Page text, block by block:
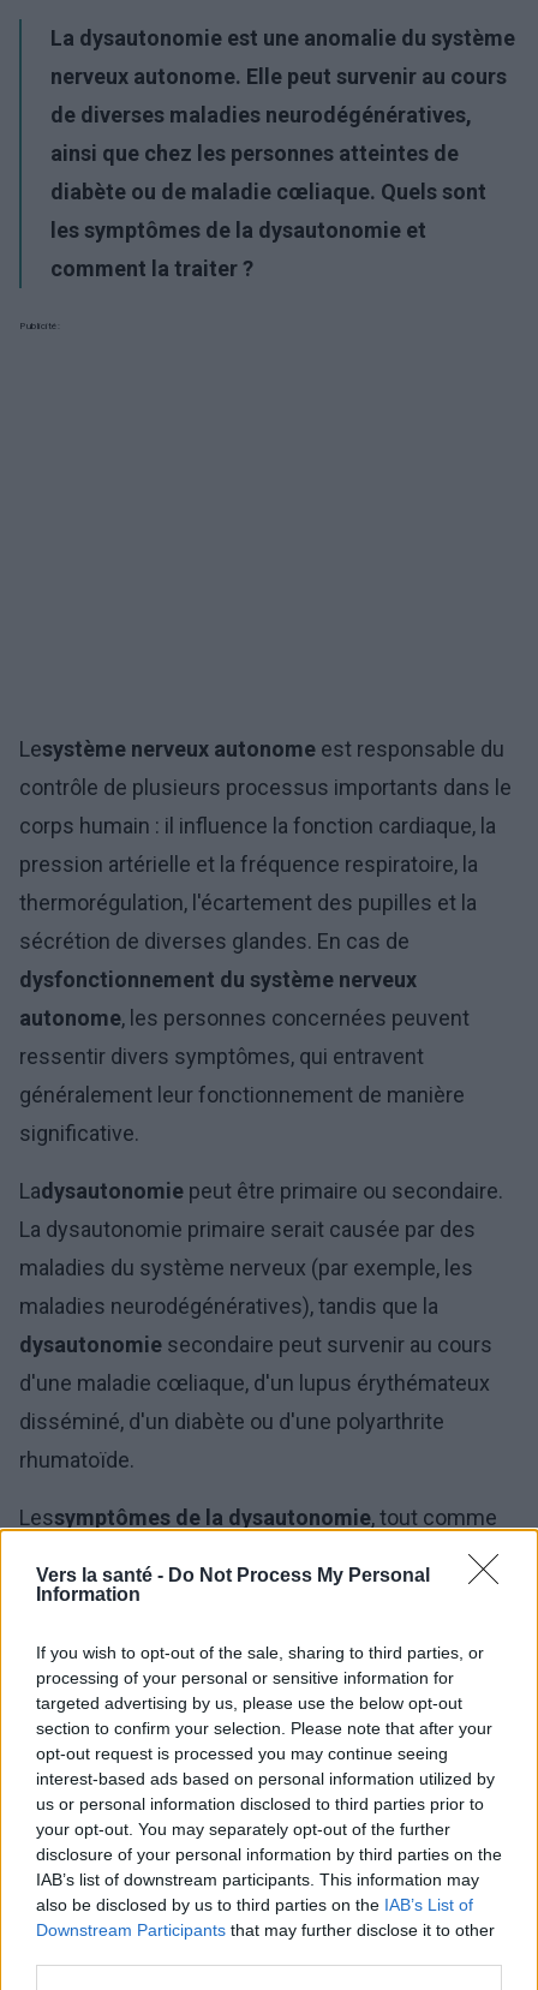
Vers la santé - Do Not Process My Personal
Information
If you wish to opt-out of the sale, sharing to third parties, or
processing of your personal or sensitive information for
targeted advertising by us, please use the below opt-out
section to confirm your selection. Please note that after your
opt-out request is processed you may continue seeing
interest-based ads based on personal information utilized by
us or personal information disclosed to third parties prior to
your opt-out. You may separately opt-out of the further
disclosure of your personal information by third parties on the
IAB’s list of downstream participants. This information may
also be disclosed by us to third parties on the IAB’s List of
Downstream Participants that may further disclose it to other
La dysautonomie est une anomalie du système
nerveux autonome. Elle peut survenir au cours
de diverses maladies neurodégénératives,
ainsi que chez les personnes atteintes de
diabète ou de maladie cœliaque. Quels sont
les symptômes de la dysautonomie et
comment la traiter ?
Publicité:
Lesystème nerveux autonome est responsable du
contrôle de plusieurs processus importants dans le
corps humain : il influence la fonction cardiaque, la
pression artérielle et la fréquence respiratoire, la
thermorégulation, l'écartement des pupilles et la
sécrétion de diverses glandes. En cas de
dysfonctionnement du système nerveux
autonome, les personnes concernées peuvent
ressentir divers symptômes, qui entravent
généralement leur fonctionnement de manière
significative.
Ladysautonomie peut être primaire ou secondaire.
La dysautonomie primaire serait causée par des
maladies du système nerveux (par exemple, les
maladies neurodégénératives), tandis que la
dysautonomie secondaire peut survenir au cours
d'une maladie cœliaque, d'un lupus érythémateux
disséminé, d'un diabète ou d'une polyarthrite
rhumatoïde.
Lessymptômes de la dysautonomie, tout comme
comprennent les éléments suivants :
troubles de la thermorégulation,
troubles visuels,
évanouissement,
troubles du rythme cardiaque,
vertiges,
troubles respiratoires,
sautes d'humeur,
faiblesse,